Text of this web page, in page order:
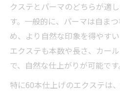
クステとパーマのどちらが適
す。一般的に、パーマは自ま
め、より自然な印象を得やす
エクステも本数や長さ、カー
で、自然な仕上がりが可能です
特に60本仕上げのエクステは